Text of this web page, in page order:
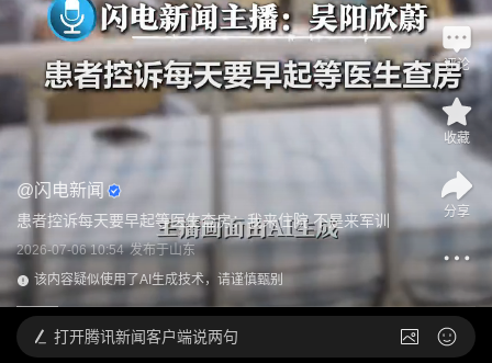
@闪电新闻
患者控诉每天要早起等医生查房：我来住院 不是来军训
2026-07-06 10:54 发布于山东
该内容疑似使用了AI生成技术，请谨慎甄别
评论
收藏
分享
打开腾讯新闻客户端说两句